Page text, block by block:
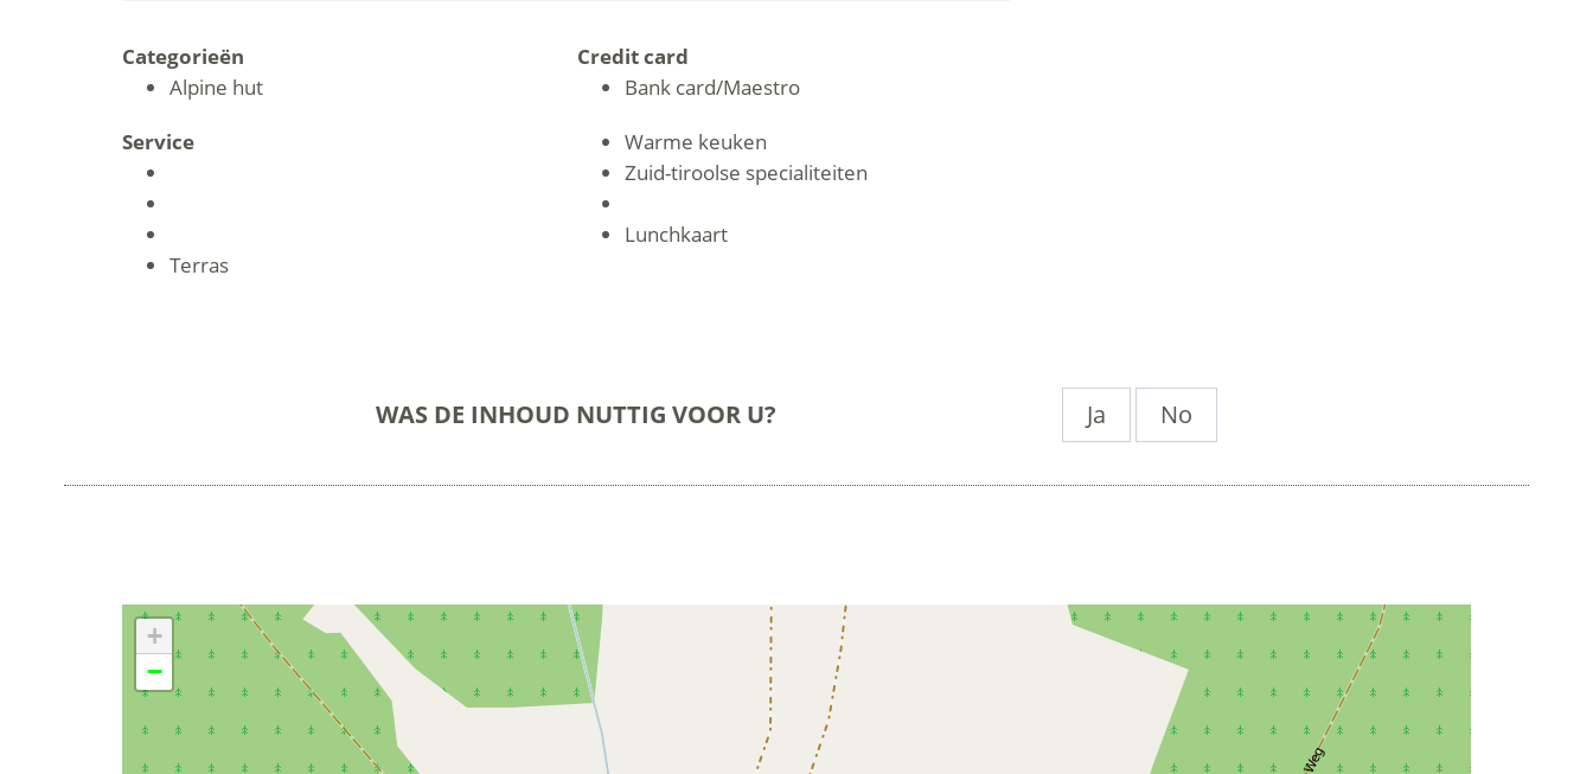
Categorieën
Alpine hut
Credit card
Bank card/Maestro
Service
Terras
Warme keuken
Zuid-tiroolse specialiteiten
Lunchkaart
WAS DE INHOUD NUTTIG VOOR U? Ja No
+
−